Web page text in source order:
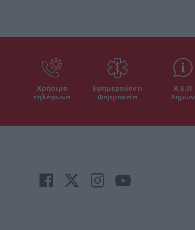
Χρήσιμα
τηλέφωνα
Εφημερεύοντα
Φαρμακεία
Κ.Ε.Π
Δήμων